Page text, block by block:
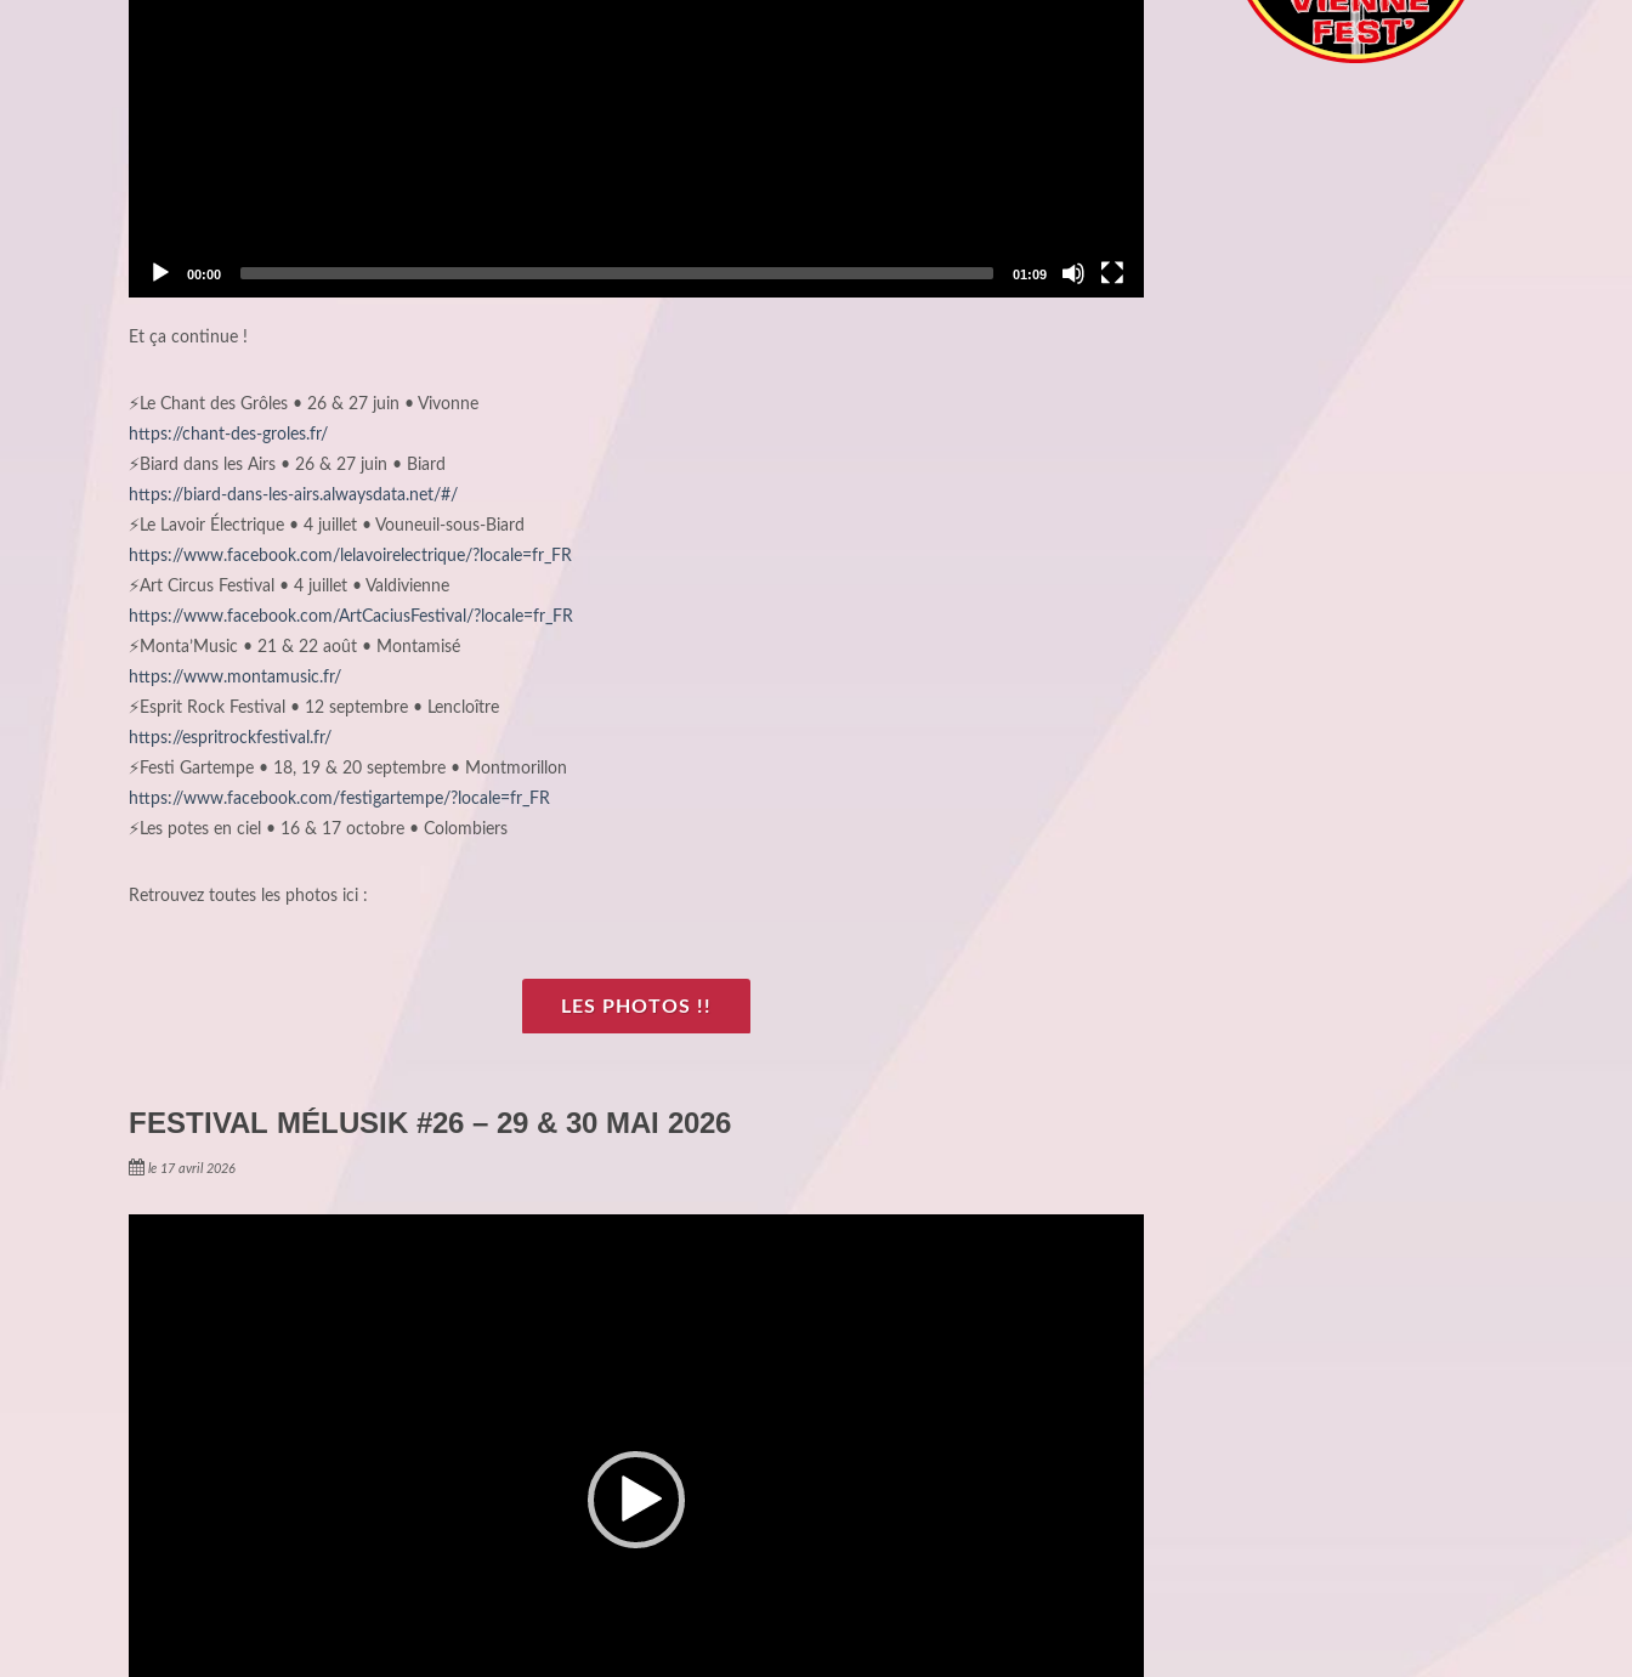
00:00 01:09
Et ça continue !
⚡Le Chant des Grôles • 26 & 27 juin • Vivonne
https://chant-des-groles.fr/
⚡Biard dans les Airs • 26 & 27 juin • Biard
https://biard-dans-les-airs.alwaysdata.net/#/
⚡Le Lavoir Électrique • 4 juillet • Vouneuil‑sous‑Biard
https://www.facebook.com/lelavoirelectrique/?locale=fr_FR
⚡Art Circus Festival • 4 juillet • Valdivienne
https://www.facebook.com/ArtCaciusFestival/?locale=fr_FR
⚡Monta’Music • 21 & 22 août • Montamisé
https://www.montamusic.fr/
⚡Esprit Rock Festival • 12 septembre • Lencloître
https://espritrockfestival.fr/
⚡Festi Gartempe • 18, 19 & 20 septembre • Montmorillon
https://www.facebook.com/festigartempe/?locale=fr_FR
⚡Les potes en ciel • 16 & 17 octobre • Colombiers
Retrouvez toutes les photos ici :
LES PHOTOS !!
FESTIVAL MÉLUSIK #26 – 29 & 30 MAI 2026
le 17 avril 2026